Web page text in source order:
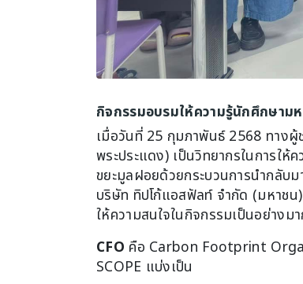
กิจกรรมอบรมให้ความรู้นักศึกษาม
เมื่อวันที่ 25 กุมภาพันธ์ 2568 ทางผู้
พระประแดง) เป็นวิทยากรในการใ
ขยะมูลฝอยด้วยกระบวนการนำกลั
บริษัท ทิปโก้แอสฟัลท์ จำกัด (มหาชน
ให้ความสนใจในกิจกรรมเป็นอย่าง
CFO คือ Carbon Footprint
SCOPE แบ่งเป็น